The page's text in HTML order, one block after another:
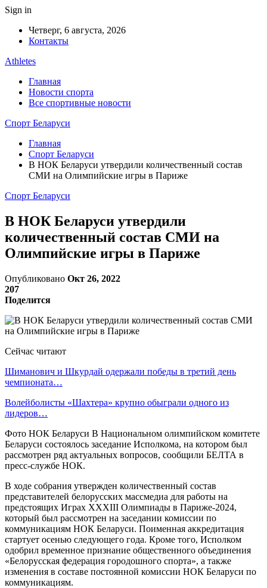
Sign in
Четверг, 6 августа, 2026
Контакты
Athletes
Главная
Новости спорта
Все спортивные новости
Спорт Беларуси
Главная
Спорт Беларуси
В НОК Беларуси утвердили количественный состав
СМИ на Олимпийские игры в Париже
Спорт Беларуси
В НОК Беларуси утвердили
количественный состав СМИ на
Олимпийские игры в Париже
Опубликовано Окт 26, 2022
207
Поделится
Сейчас читают
Шиманович и Шкурдай одержали победы в третий день
чемпионата…
Волейболисты «Шахтера» крупно обыграли одного из
лидеров…
Фото НОК Беларуси В Национальном олимпийском комитете
Беларуси состоялось заседание Исполкома, на котором был
рассмотрен ряд актуальных вопросов, сообщили БЕЛТА в
пресс-службе НОК.
В ходе собрания утвержден количественный состав
представителей белорусских массмедиа для работы на
предстоящих Играх XXXIII Олимпиады в Париже-2024,
который был рассмотрен на заседании комиссии по
коммуникациям НОК Беларуси. Поименная аккредитация
стартует осенью следующего года. Кроме того, Исполком
одобрил временное признание общественного объединения
«Белорусская федерация городошного спорта», а также
изменения в составе постоянной комиссии НОК Беларуси по
коммуникациям.